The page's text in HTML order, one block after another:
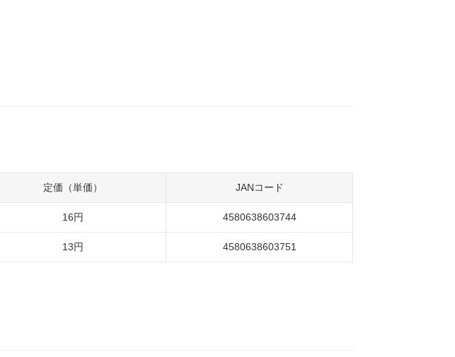
定価（単価） JANコード
16円 4580638603744
13円 4580638603751